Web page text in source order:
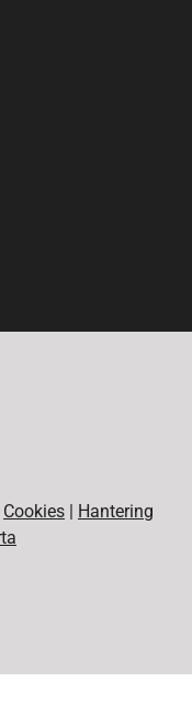
Cookies | Hantering